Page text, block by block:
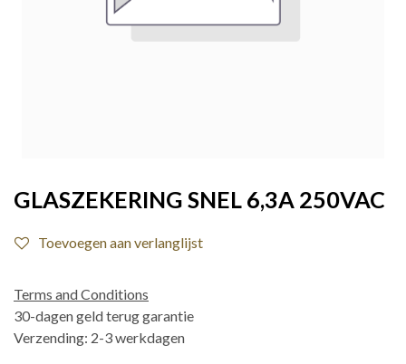
GLASZEKERING SNEL 6,3A 250VAC
Toevoegen aan verlanglijst
Terms and Conditions
30-dagen geld terug garantie
Verzending: 2-3 werkdagen